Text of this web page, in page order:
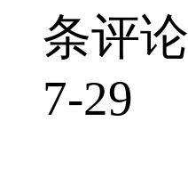
条评论
7-29